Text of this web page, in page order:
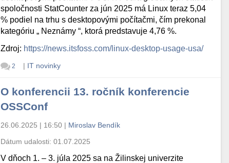
spoločnosti StatCounter za jún 2025 má Linux teraz 5,04
% podiel na trhu s desktopovými počítačmi, čím prekonal
kategóriu „ Neznámy “, ktorá predstavuje 4,76 %.
Zdroj: https://news.itsfoss.com/linux-desktop-usage-usa/
2 | IT novinky
O konferencii 13. ročník konferencie
OSSConf
26.06.2025 | 16:50 | Miroslav Bendík
Dátum udalosti:01.07.2025
V dňoch 1. – 3. júla 2025 sa na Žilinskej univerzite